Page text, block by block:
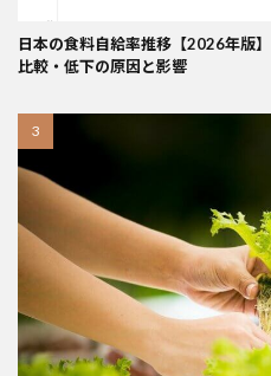
日本の食料自給率推移【2026年版
比較・低下の原因と影響